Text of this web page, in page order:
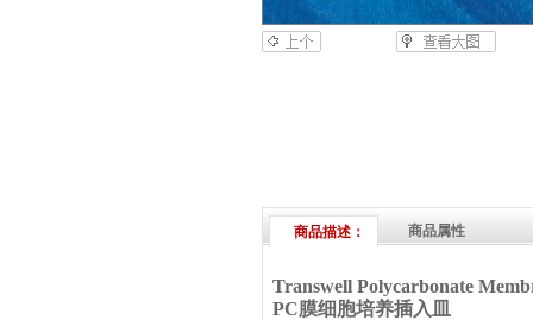
商品描述： 商品属性
Transwell Polycarbonate
PC膜细胞培养插入皿